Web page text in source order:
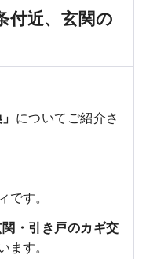
付近、玄関の
」 についてご紹介さ
です。
・引き戸のカギ交
ます。